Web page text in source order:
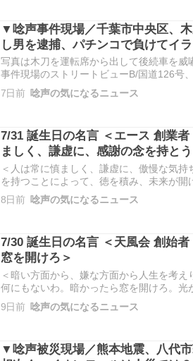
▼唸声事件現場／千葉市中央区、
し男を逮捕、パチンコで負けてイ
写真は木刀を運転席から出して後続車を
事件現場のストリートビューB/国道126号
丁目 https://maps.app.goo.gl/
ール１号線葭川(よしかわ)公園駅…
7日前 唸声の気になるニュース
7/31 誕生日の名言 ＜エース 創業
ましく、謙虚に、感謝の念を持と
＜人は常に慎ましく、謙虚に、傲慢な気
を持つことによって、徳を積み、未来が
ACEの創業者 新川柳作 ( しんかわりゅう
) の言葉です。この言葉は、激動の時代を
8日前 唸声の気になるニュース
7/30 誕生日の名言 ＜天風会 創始
窓を開けろ＞
＜暗い方面から、嫌な方面から人生を考
何にもないわ。暗かったら窓を開けろ。光
家であり、講演家、思想家である中村天
の言葉です。この言葉は、ビジネスパーソ
9日前 唸声の気になるニュース
▼唸声被災現場／熊本地震、八代